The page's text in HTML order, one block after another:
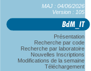
MAJ : 04/06/2026
Version : 105
Présentation
Recherche par code
Recherche par laboratoire
Nouvelles Inscriptions
Modifications de la semaine
Téléchargement